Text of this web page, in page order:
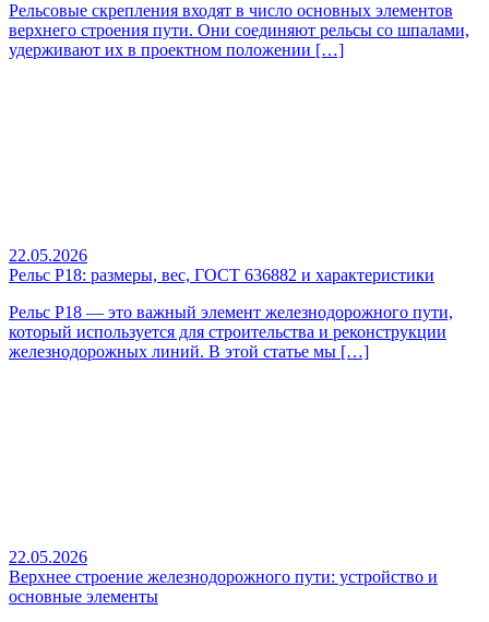
Рельсовые скрепления входят в число основных элементов
верхнего строения пути. Они соединяют рельсы со шпалами,
удерживают их в проектном положении […]
22.05.2026
Рельс Р18: размеры, вес, ГОСТ 636882 и характеристики
Рельс Р18 — это важный элемент железнодорожного пути,
который используется для строительства и реконструкции
железнодорожных линий. В этой статье мы […]
22.05.2026
Верхнее строение железнодорожного пути: устройство и
основные элементы